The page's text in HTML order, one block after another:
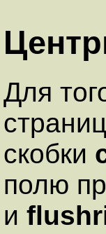
Для
скобки
полю
и